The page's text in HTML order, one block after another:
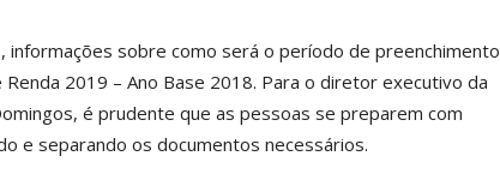
informações sobre como será o período de preenchimento
2019 – Ano Base 2018. Para o diretor executivo da
é prudente que as pessoas se preparem com
e separando os documentos necessários.